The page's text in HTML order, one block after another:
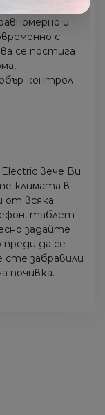
и
с
се постига
контрол
вече Ви
климата в
от всяка
таблет
задайте
да се
забравили
почивка.